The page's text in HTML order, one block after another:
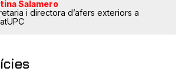
Salamero
i directora d’afers exteriors a